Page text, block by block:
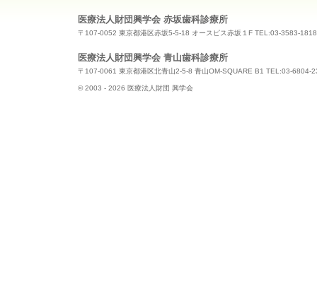
医療法人財団興学会 赤坂歯科診療所
〒107-0052 東京都港区赤坂5-5-18 オースピス赤坂１F TEL:03-3583-1818
医療法人財団興学会 青山歯科診療所
〒107-0061 東京都港区北青山2-5-8 青山OM-SQUARE B1 TEL:03-6804-
© 2003 - 2026 医療法人財団 興学会